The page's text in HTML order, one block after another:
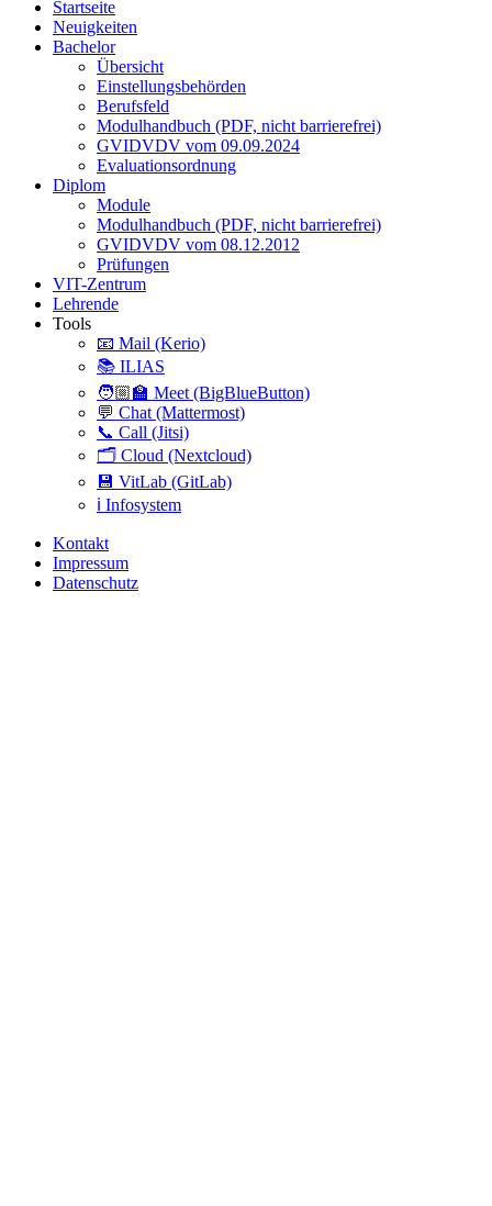
Startseite
Neuigkeiten
Bachelor
Übersicht
Einstellungsbehörden
Berufsfeld
Modulhandbuch (PDF, nicht barrierefrei)
GVIDVDV vom 09.09.2024
Evaluationsordnung
Diplom
Module
Modulhandbuch (PDF, nicht barrierefrei)
GVIDVDV vom 08.12.2012
Prüfungen
VIT-Zentrum
Lehrende
Tools
📧 Mail (Kerio)
📚 ILIAS
🧑🏼‍🏫 Meet (BigBlueButton)
💬 Chat (Mattermost)
📞 Call (Jitsi)
🗂️ Cloud (Nextcloud)
💾 VitLab (GitLab)
ℹ️ Infosystem
Kontakt
Impressum
Datenschutz